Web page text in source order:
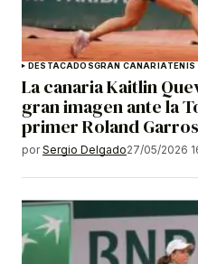
DESTACADOSGRAN CANARIATENIS
La canaria Kaitlin
gran imagen ante la
primer Roland Garros
por Sergio Delgado27/05/2026